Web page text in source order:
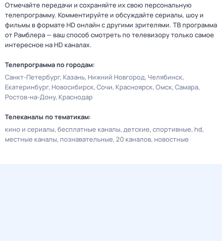
Отмечайте передачи и сохраняйте их свою персональную
телепрограмму. Комментируйте и обсуждайте сериалы, шоу и
фильмы в формате HD онлайн с другими зрителями. ТВ программа
от Рамблера — ваш способ смотреть по телевизору только самое
интересное на HD каналах.
Телепрограмма по городам:
Санкт-Петербург Казань Нижний Новгород Челябинск
Екатеринбург Новосибирск Сочи Красноярск Омск Самара
Ростов-на-Дону Краснодар
Телеканалы по тематикам:
кино и сериалы бесплатные каналы детские спортивные hd
местные каналы познавательные 20 каналов новостные